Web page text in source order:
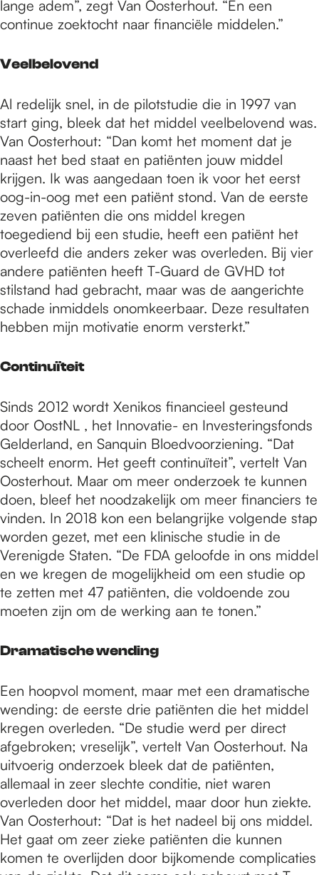
lange adem”, zegt Van Oosterhout. “En een
continue zoektocht naar financiële middelen.”
Veelbelovend
Al redelijk snel, in de pilotstudie die in 1997 van
start ging, bleek dat het middel veelbelovend was.
Van Oosterhout: “Dan komt het moment dat je
naast het bed staat en patiënten jouw middel
krijgen. Ik was aangedaan toen ik voor het eerst
oog-in-oog met een patiënt stond. Van de eerste
zeven patiënten die ons middel kregen
toegediend bij een studie, heeft een patiënt het
overleefd die anders zeker was overleden. Bij vier
andere patiënten heeft T-Guard de GVHD tot
stilstand had gebracht, maar was de aangerichte
schade inmiddels onomkeerbaar. Deze resultaten
hebben mijn motivatie enorm versterkt.”
Continuïteit
Sinds 2012 wordt Xenikos financieel gesteund
door OostNL , het Innovatie- en Investeringsfonds
Gelderland, en Sanquin Bloedvoorziening. “Dat
scheelt enorm. Het geeft continuïteit”, vertelt Van
Oosterhout. Maar om meer onderzoek te kunnen
doen, bleef het noodzakelijk om meer financiers te
vinden. In 2018 kon een belangrijke volgende stap
worden gezet, met een klinische studie in de
Verenigde Staten. “De FDA geloofde in ons middel
en we kregen de mogelijkheid om een studie op
te zetten met 47 patiënten, die voldoende zou
moeten zijn om de werking aan te tonen.”
Dramatische wending
Een hoopvol moment, maar met een dramatische
wending: de eerste drie patiënten die het middel
kregen overleden. “De studie werd per direct
afgebroken; vreselijk”, vertelt Van Oosterhout. Na
uitvoerig onderzoek bleek dat de patiënten,
allemaal in zeer slechte conditie, niet waren
overleden door het middel, maar door hun ziekte.
Van Oosterhout: “Dat is het nadeel bij ons middel.
Het gaat om zeer zieke patiënten die kunnen
komen te overlijden door bijkomende complicaties